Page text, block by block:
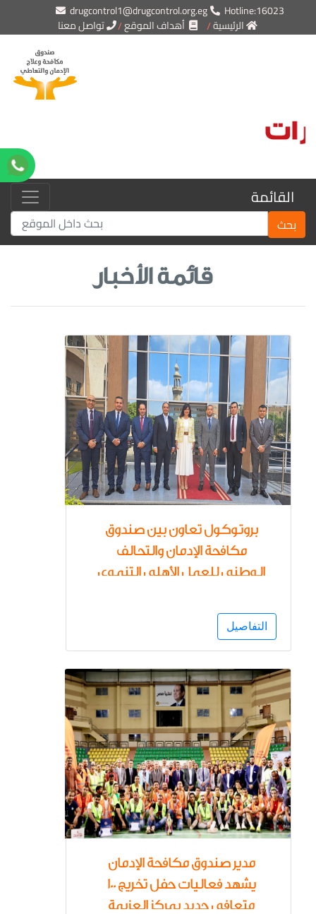
drugcontrol1@drugcontrol.org.eg
Hotline:16023
الرئيسية
أهداف الموقع تواصل معنا
القائمة
بحث
قائمة الأخبار
بروتوكول تعاون بين صندوق
مكافحة الإدمان والتحالف
الوطني للعمل الأهلي التنموي
تعاطى وإدمان المواد المخدرة
التفاصيل
مدير صندوق مكافحة الإدمان
يشهد فعاليات حفل تخريج 100
متعافي جديد بمركز العزيمة